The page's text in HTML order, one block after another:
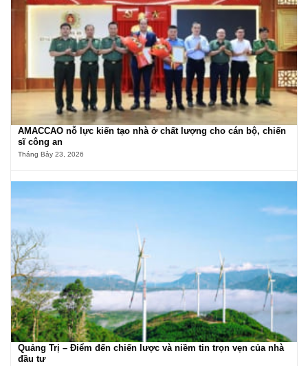
AMACCAO nỗ lực kiến tạo nhà ở chất lượng cho cán bộ, chiến
sĩ công an
Tháng Bảy 23, 2026
Quảng Trị – Điểm đến chiến lược và niềm tin trọn vẹn của nhà
đầu tư